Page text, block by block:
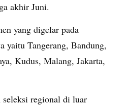
akhir Juni.
yang digelar pada
yaitu Tangerang, Bandung,
Kudus, Malang, Jakarta,
seleksi regional di luar